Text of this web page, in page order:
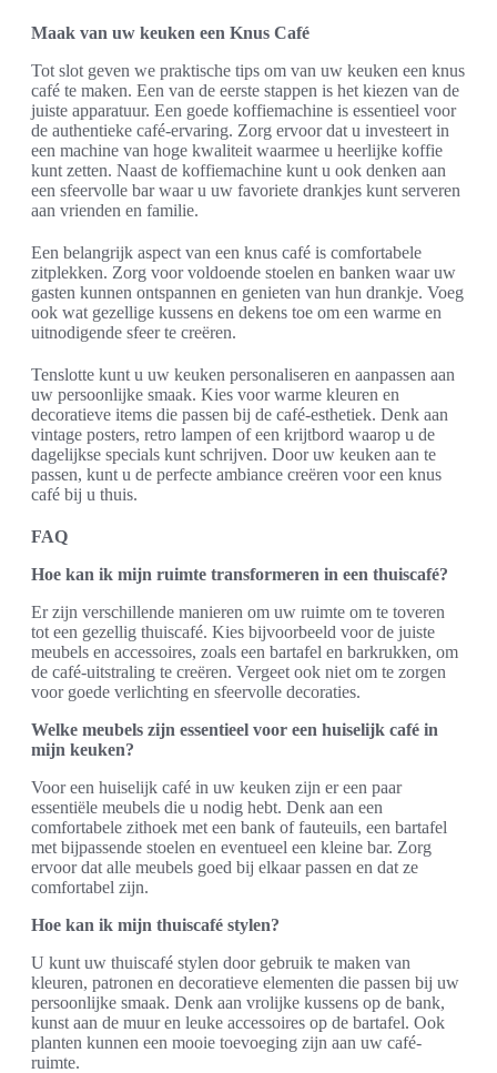
Maak van uw keuken een Knus Café
Tot slot geven we praktische tips om van uw keuken een knus
café te maken. Een van de eerste stappen is het kiezen van de
juiste apparatuur. Een goede koffiemachine is essentieel voor
de authentieke café-ervaring. Zorg ervoor dat u investeert in
een machine van hoge kwaliteit waarmee u heerlijke koffie
kunt zetten. Naast de koffiemachine kunt u ook denken aan
een sfeervolle bar waar u uw favoriete drankjes kunt serveren
aan vrienden en familie.
Een belangrijk aspect van een knus café is comfortabele
zitplekken. Zorg voor voldoende stoelen en banken waar uw
gasten kunnen ontspannen en genieten van hun drankje. Voeg
ook wat gezellige kussens en dekens toe om een warme en
uitnodigende sfeer te creëren.
Tenslotte kunt u uw keuken personaliseren en aanpassen aan
uw persoonlijke smaak. Kies voor warme kleuren en
decoratieve items die passen bij de café-esthetiek. Denk aan
vintage posters, retro lampen of een krijtbord waarop u de
dagelijkse specials kunt schrijven. Door uw keuken aan te
passen, kunt u de perfecte ambiance creëren voor een knus
café bij u thuis.
FAQ
Hoe kan ik mijn ruimte transformeren in een thuiscafé?
Er zijn verschillende manieren om uw ruimte om te toveren
tot een gezellig thuiscafé. Kies bijvoorbeeld voor de juiste
meubels en accessoires, zoals een bartafel en barkrukken, om
de café-uitstraling te creëren. Vergeet ook niet om te zorgen
voor goede verlichting en sfeervolle decoraties.
Welke meubels zijn essentieel voor een huiselijk café in
mijn keuken?
Voor een huiselijk café in uw keuken zijn er een paar
essentiële meubels die u nodig hebt. Denk aan een
comfortabele zithoek met een bank of fauteuils, een bartafel
met bijpassende stoelen en eventueel een kleine bar. Zorg
ervoor dat alle meubels goed bij elkaar passen en dat ze
comfortabel zijn.
Hoe kan ik mijn thuiscafé stylen?
U kunt uw thuiscafé stylen door gebruik te maken van
kleuren, patronen en decoratieve elementen die passen bij uw
persoonlijke smaak. Denk aan vrolijke kussens op de bank,
kunst aan de muur en leuke accessoires op de bartafel. Ook
planten kunnen een mooie toevoeging zijn aan uw café-
ruimte.